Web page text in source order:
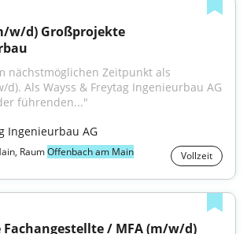
w/d) Großprojekte
d). Als Wayss & Freytag Ingenieurbau AG
führenden..."
Ingenieurbau AG
RaumOffenbach am Main Vollzeit